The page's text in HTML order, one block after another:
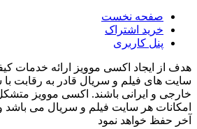
صفحه نخست
خرید اشتراک
پنل کاربری
هدف از ایجاد اکسی موویز ارائه خدمات
سایت های فیلم و سریال قادر به رقابت
خارجی و ایرانی باشند. اکسی موویز
امکانات هر سایت فیلم و سریال می باشد
آخر حفظ خواهد نمود